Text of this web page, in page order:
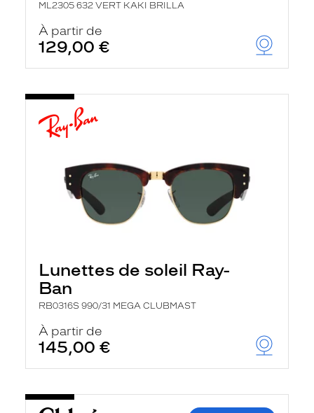
ML2305 632 VERT KAKI BRILLA
À partir de
129,00 €
Lunettes de soleil Ray-
Ban
RB0316S 990/31 MEGA CLUBMAST
À partir de
145,00 €